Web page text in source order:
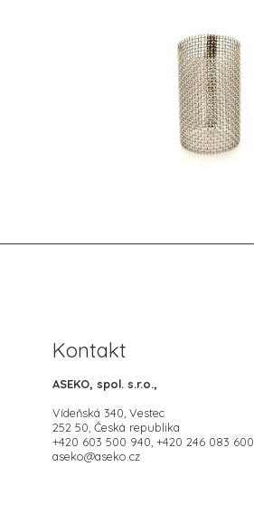
Kontakt
ASEKO, spol. s.r.o.,
Vídeňská 340, Vestec
252 50, Česká republika
+420 603 500 940, +420 246 083 600
aseko@aseko.cz